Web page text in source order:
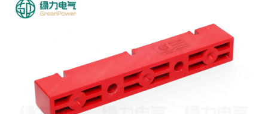
Biz Haqimizda
Юкلاш